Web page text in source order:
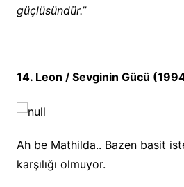
güçlüsündür.”
14. Leon / Sevginin Gücü
Ah be Mathilda.. Bazen basit
karşılığı olmuyor.